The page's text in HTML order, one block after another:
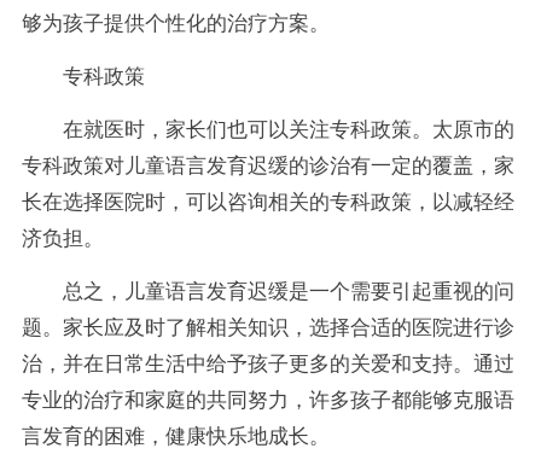
够为孩子提供个性化的治疗方案。
专科政策
在就医时，家长们也可以关注专科政策。太原市的
专科政策对儿童语言发育迟缓的诊治有一定的覆盖，家
长在选择医院时，可以咨询相关的专科政策，以减轻经
济负担。
总之，儿童语言发育迟缓是一个需要引起重视的问
题。家长应及时了解相关知识，选择合适的医院进行诊
治，并在日常生活中给予孩子更多的关爱和支持。通过
专业的治疗和家庭的共同努力，许多孩子都能够克服语
言发育的困难，健康快乐地成长。